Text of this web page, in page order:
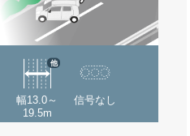
幅13.0～
19.5m
他
信号なし